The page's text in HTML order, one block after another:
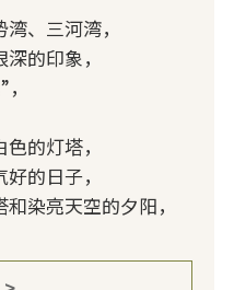
、三河湾，
的印象，
的灯塔，
的日子，
染亮天空的夕阳，